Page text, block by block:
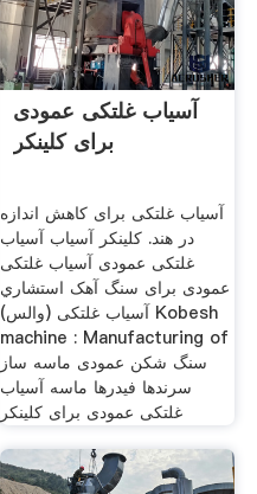
آسیاب غلتکی عمودی
برای کلینکر
آسیاب غلتکی برای کاهش اندازه
در هند. کلینکر آسیاب آسیاب
غلتکی عمودی آسیاب غلتکی
عمودی برای سنگ آهک استشاري
آسیاب غلتکی (والس) Kobesh
machine : Manufacturing of
سنگ شکن عمودی ماسه ساز
سرندها فیدرها ماسه آسیاب
غلتکی عمودی برای کلینکر